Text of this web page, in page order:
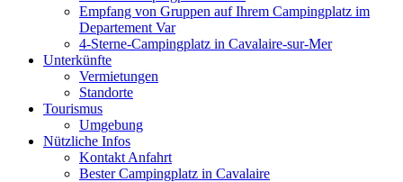
Empfang von Gruppen auf Ihrem Campingplatz im
Departement Var
4-Sterne-Campingplatz in Cavalaire-sur-Mer
Unterkünfte
Vermietungen
Standorte
Tourismus
Umgebung
Nützliche Infos
Kontakt Anfahrt
Bester Campingplatz in Cavalaire